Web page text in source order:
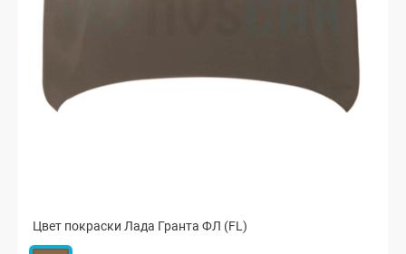
Цвет покраски Лада Гранта ФЛ (FL)